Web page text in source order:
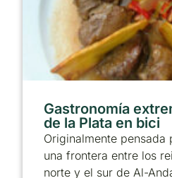
Gastronomía
de la Plata en bici
Originalmente pensada
una frontera entre los
norte y el sur de Al-